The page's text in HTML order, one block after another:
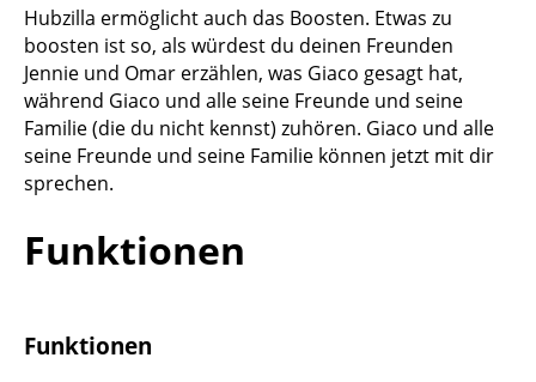
Hubzilla ermöglicht auch das Boosten. Etwas zu
boosten ist so, als würdest du deinen Freunden
Jennie und Omar erzählen, was Giaco gesagt hat,
während Giaco und alle seine Freunde und seine
Familie (die du nicht kennst) zuhören. Giaco und alle
seine Freunde und seine Familie können jetzt mit dir
sprechen.
Funktionen
Funktionen